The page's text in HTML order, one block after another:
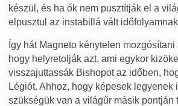
készül, és ha ők nem pusztítják el a
elpusztul az instabillá vált
Így hát Magneto kénytelen
hogy helyretolják azt, ami egykor
visszajuttassák Bishopot az időben,
Légiót. Ahhoz, hogy képesek legyenek
szükségük van a világűr másik pontján